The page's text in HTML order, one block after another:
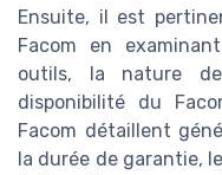
Ensuite, il est
Facom en
outils, la nature
disponibilité du
Facom détaillent
la durée de garantie,